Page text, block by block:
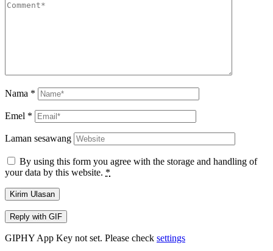
Nama *
Emel *
Laman sesawang
By using this form you agree with the storage and handling of
your data by this website. *
Kirim Ulasan
Reply with GIF
GIPHY App Key not set. Please check settings